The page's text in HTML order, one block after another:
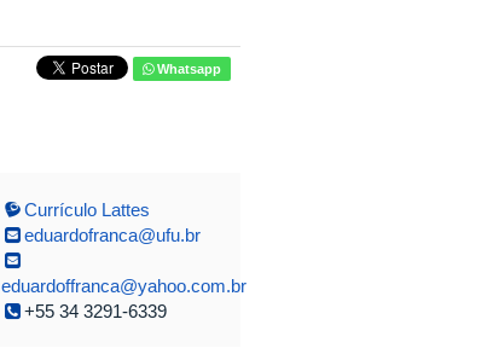
Whatsapp
Currículo Lattes
eduardofranca@ufu.br
eduardoffranca@yahoo.com.br
+55 34 3291-6339